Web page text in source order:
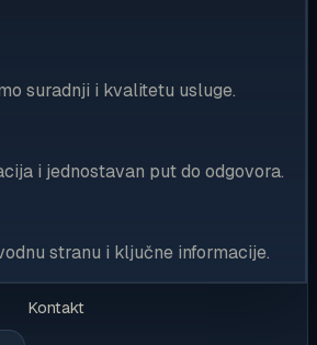
suradnji i kvalitetu usluge.
i jednostavan put do odgovora.
stranu i ključne informacije.
Kontakt